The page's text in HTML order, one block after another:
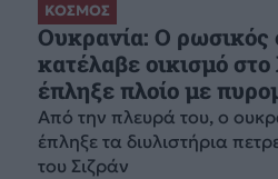
ΚΟΣΜΟΣ
Ουκρανία: Ο ρωσικός
κατέλαβε οικισμό
έπληξε πλοίο με
Από την πλευρά του, ο
έπληξε τα διυλιστήρια
του Σιζράν